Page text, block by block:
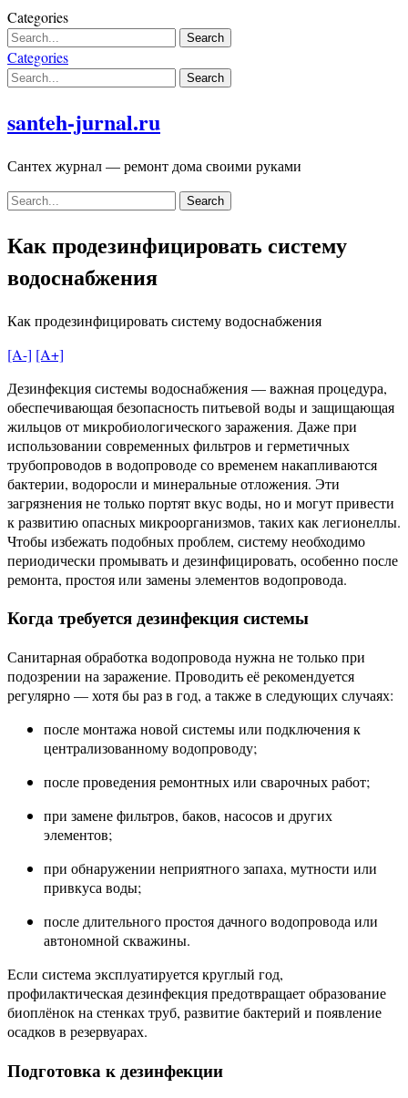
Skip
to
content
Categories
Categories
santeh-jurnal.ru
Сантех журнал — ремонт дома своими руками
Как продезинфицировать систему
водоснабжения
Как продезинфицировать систему водоснабжения
[A-] [A+]
Дезинфекция системы водоснабжения — важная процедура,
обеспечивающая безопасность питьевой воды и защищающая
жильцов от микробиологического заражения. Даже при
использовании современных фильтров и герметичных
трубопроводов в водопроводе со временем накапливаются
бактерии, водоросли и минеральные отложения. Эти
загрязнения не только портят вкус воды, но и могут привести
к развитию опасных микроорганизмов, таких как легионеллы.
Чтобы избежать подобных проблем, систему необходимо
периодически промывать и дезинфицировать, особенно после
ремонта, простоя или замены элементов водопровода.
Когда требуется дезинфекция системы
Санитарная обработка водопровода нужна не только при
подозрении на заражение. Проводить её рекомендуется
регулярно — хотя бы раз в год, а также в следующих случаях:
после монтажа новой системы или подключения к
централизованному водопроводу;
после проведения ремонтных или сварочных работ;
при замене фильтров, баков, насосов и других
элементов;
при обнаружении неприятного запаха, мутности или
привкуса воды;
после длительного простоя дачного водопровода или
автономной скважины.
Если система эксплуатируется круглый год,
профилактическая дезинфекция предотвращает образование
биоплёнок на стенках труб, развитие бактерий и появление
осадков в резервуарах.
Подготовка к дезинфекции